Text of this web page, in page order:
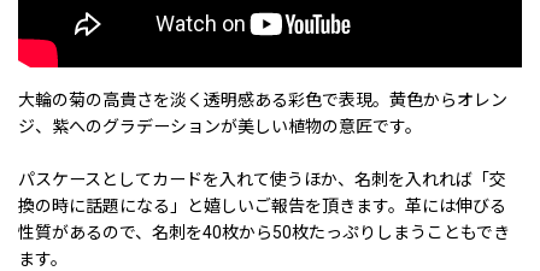
大輪の菊の高貴さを淡く透明感ある彩色で表現。黄色からオレン
ジ、紫へのグラデーションが美しい植物の意匠です。
パスケースとしてカードを入れて使うほか、名刺を入れれば「交
換の時に話題になる」と嬉しいご報告を頂きます。革には伸びる
性質があるので、名刺を40枚から50枚たっぷりしまうこともでき
ます。